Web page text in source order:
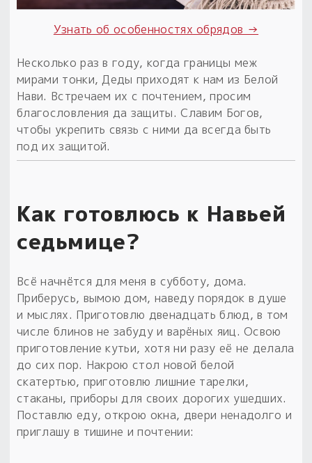
Узнать об особенностях обрядов →
Несколько раз в году, когда границы меж
мирами тонки, Деды приходят к нам из Белой
Нави. Встречаем их с почтением, просим
благословления да защиты. Славим Богов,
чтобы укрепить связь с ними да всегда быть
под их защитой.
Как готовлюсь к Навьей
седьмице?
Всё начнётся для меня в субботу, дома.
Приберусь, вымою дом, наведу порядок в душе
и мыслях. Приготовлю двенадцать блюд, в том
числе блинов не забуду и варёных яиц. Освою
приготовление кутьи, хотя ни разу её не делала
до сих пор. Накрою стол новой белой
скатертью, приготовлю лишние тарелки,
стаканы, приборы для своих дорогих ушедших.
Поставлю еду, открою окна, двери ненадолго и
приглашу в тишине и почтении: